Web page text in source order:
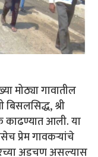
मोठ्या गावातील
बिसलसिद्ध, श्री
काढण्यात आली. या
प्रेम गावकऱ्यांचे
अडचण असल्यास